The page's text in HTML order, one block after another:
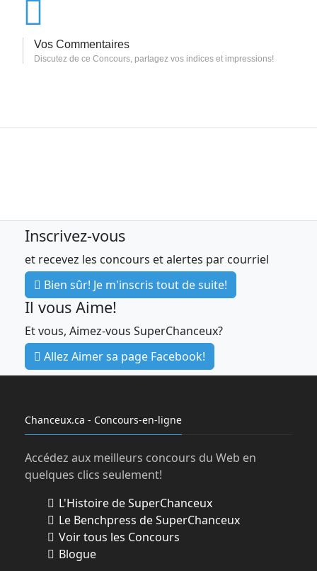
Vos Commentaires
Discutez de ce Concours, partagez vos indices et impressions!
Inscrivez-vous
et recevez les concours et alertes par courriel
Bien sûr! Je m'inscris tout de suite!
Il vous Aime!
Et vous, Aimez-vous SuperChanceux?
Allez Aimer sa page Facebook!
Chanceux.ca - Concours-en-ligne
Accédez aux meilleurs concours du Web en
quelques clics seulement!
L'Histoire de SuperChanceux
Le Benchpress de SuperChanceux
Voir tous les Concours
Blogue